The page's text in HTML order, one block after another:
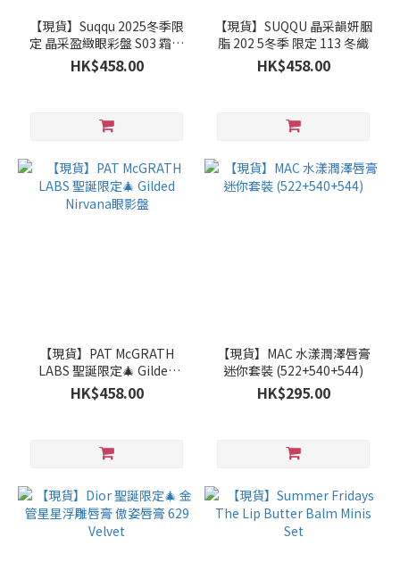
【現貨】Suqqu 2025冬季限
定 晶采盈緻眼彩盤 S03 霜来
Sourai
HK$458.00
【現貨】SUQQU 晶采韻妍胭
脂 202 5冬季 限定 113 冬織
HK$458.00
【現貨】PAT McGRATH
LABS 聖誕限定🎄 Gilded
Nirvana眼影盤
HK$458.00
【現貨】MAC 水漾潤澤唇膏
迷你套裝 (522+540+544)
HK$295.00